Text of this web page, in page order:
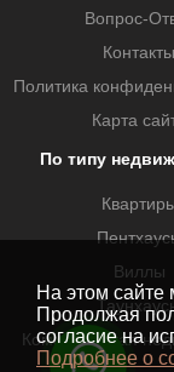
Вопрос-
Контакты
Политика
Карта
По типу
Виллы
Коммерческая
На этом
Продолжая
согласие на
Подробнее о